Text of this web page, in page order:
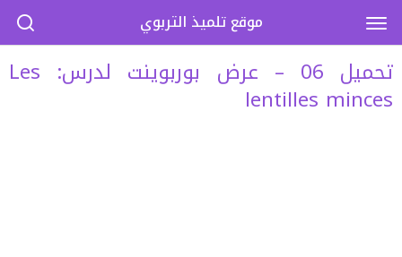
تحميل 06 – عرض بوربوينت لدرس: Les
lentilles minces
موقع تلميذ التربوي